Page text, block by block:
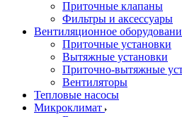
Приточные клапаны
Фильтры и аксессуары
Вентиляционное
Приточные установки
Вытяжные установки
Приточно-вытяжные
Вентиляторы
Тепловые насосы
Микроклимат